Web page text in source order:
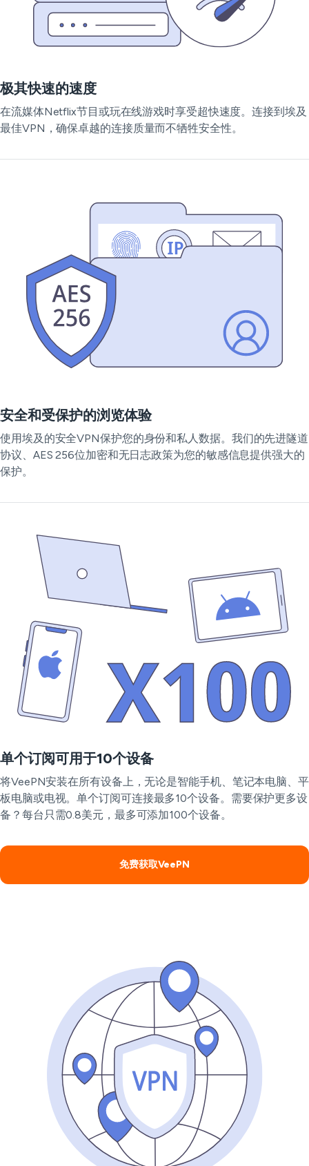
极其快速的速度
在流媒体Netflix节目或玩在线游戏时享受超快速度。连接到埃及
最佳VPN，确保卓越的连接质量而不牺牲安全性。
安全和受保护的浏览体验
使用埃及的安全VPN保护您的身份和私人数据。我们的先进隧道
协议、AES 256位加密和无日志政策为您的敏感信息提供强大的
保护。
单个订阅可用于10个设备
将VeePN安装在所有设备上，无论是智能手机、笔记本电脑、平
板电脑或电视。单个订阅可连接最多10个设备。需要保护更多设
备？每台只需0.8美元，最多可添加100个设备。
免费获取VeePN